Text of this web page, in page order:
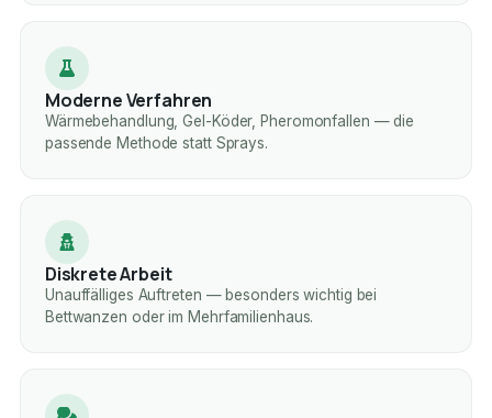
Moderne Verfahren
Wärmebehandlung, Gel-Köder, Pheromonfallen — die
passende Methode statt Sprays.
Diskrete Arbeit
Unauffälliges Auftreten — besonders wichtig bei
Bettwanzen oder im Mehrfamilienhaus.